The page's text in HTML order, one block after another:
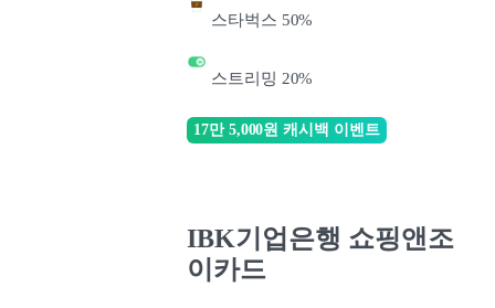
스타벅스 50%
스트리밍 20%
17만 5,000원 캐시백 이벤트
IBK기업은행 쇼핑앤조
이카드